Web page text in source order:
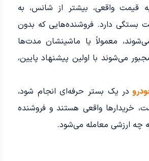
قیمت واقعی، بیشتر از شانس، به
بستگی دارد. فروشنده‌هایی که بدون
می‌شوند، معمولاً یا ماشینشان مدت‌ها
می‌شوند با اولین پیشنهاد پایین،
در یک بستر حرفه‌ای انجام شود،
خریدارها واقعی هستند و فروشنده
چه ارزشی معامله می‌شود.